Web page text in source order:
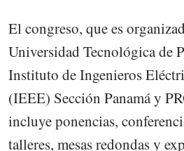
El congreso, que es
Universidad Tecnológica de
Instituto de Ingenieros
(IEEE) Sección Panamá y
incluye ponencias,
talleres, mesas redondas y